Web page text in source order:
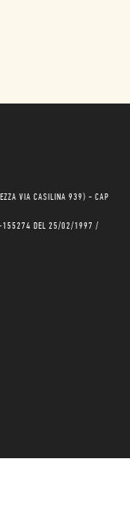
VIA CASILINA 939) - CAP
155274 DEL 25/02/1997 /